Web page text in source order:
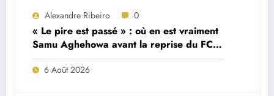
Alexandre Ribeiro 0
« Le pire est passé » : où en est vraiment
Samu Aghehowa avant la reprise du FC
Porto ?
6 Août 2026